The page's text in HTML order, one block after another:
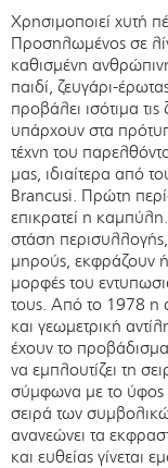
Χρησιμοποιεί χυτή
Προσηλωμένος σε
καθισμένη
παιδί, ζευγάρι-
προβάλει ισότιμα
υπάρχουν στα
τέχνη του
μας, ιδιαίτερα από
Brancusi. Πρώτη
επικρατεί η
στάση
μηρούς, εκφράζουν
μορφές του
τους. Από το 1978 η
και γεωμετρική
έχουν το
να εμπλουτίζει τη
σύμφωνα με το ύφος
σειρά των
ανανεώνει τα
και ευθείας